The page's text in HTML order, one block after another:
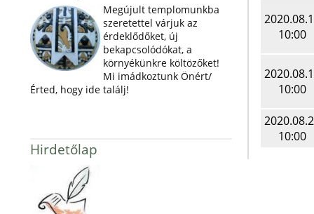
Megújult templomunkba
szeretettel várjuk az
érdeklődőket, új
bekapcsolódókat, a
környékünkre költözőket!
Mi imádkoztunk Önért/
Érted, hogy ide találj!
Hirdetőlap
10:00
10:00
10:00